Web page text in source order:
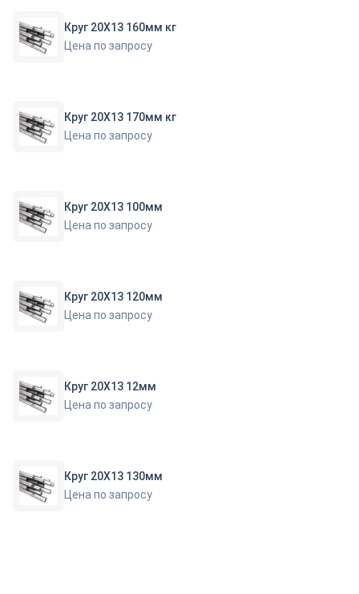
Круг 20Х13 160мм кг
Цена по запросу
Круг 20Х13 170мм кг
Цена по запросу
Круг 20Х13 100мм
Цена по запросу
Круг 20Х13 120мм
Цена по запросу
Круг 20Х13 12мм
Цена по запросу
Круг 20Х13 130мм
Цена по запросу